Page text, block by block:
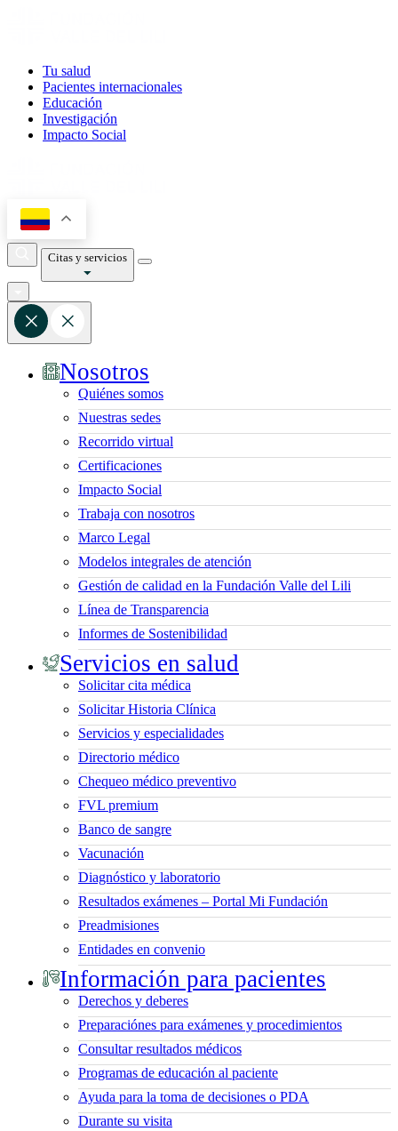
Tu salud
Pacientes internacionales
Educación
Investigación
Impacto Social
Citas y servicios
Nosotros
Quiénes somos
Nuestras sedes
Recorrido virtual
Certificaciones
Impacto Social
Trabaja con nosotros
Marco Legal
Modelos integrales de atención
Gestión de calidad en la Fundación Valle del Lili
Línea de Transparencia
Informes de Sostenibilidad
Servicios en salud
Solicitar cita médica
Solicitar Historia Clínica
Servicios y especialidades
Directorio médico
Chequeo médico preventivo
FVL premium
Banco de sangre
Vacunación
Diagnóstico y laboratorio
Resultados exámenes – Portal Mi Fundación
Preadmisiones
Entidades en convenio
Información para pacientes
Derechos y deberes
Preparaciónes para exámenes y procedimientos
Consultar resultados médicos
Programas de educación al paciente
Ayuda para la toma de decisiones o PDA
Durante su visita